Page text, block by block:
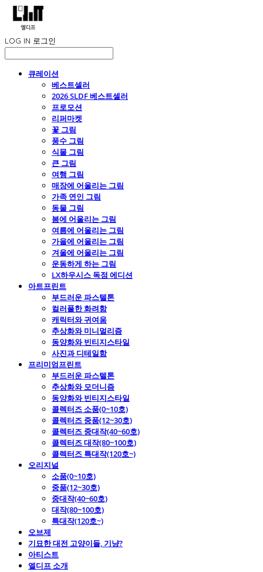
LOG IN 로그인
큐레이션
베스트셀러
2026 SLDF 베스트셀러
프로모션
리퍼마켓
꽃 그림
풍수 그림
식물 그림
큰 그림
여행 그림
매장에 어울리는 그림
가족 연인 그림
동물 그림
봄에 어울리는 그림
여름에 어울리는 그림
가을에 어울리는 그림
겨울에 어울리는 그림
운동하게 하는 그림
LX하우시스 독점 에디션
아트프린트
부드러운 파스텔톤
컬러풀한 화려함
캐릭터와 귀여움
추상화와 미니멀리즘
동양화와 빈티지스타일
사진과 디테일함
프리미엄프린트
부드러운 파스텔톤
추상화와 모더니즘
동양화와 빈티지스타일
콜렉터즈 소품(0~10호)
콜렉터즈 중품(12~30호)
콜렉터즈 중대작(40~60호)
콜렉터즈 대작(80~100호)
콜렉터즈 특대작(120호~)
오리지널
소품(0~10호)
중품(12~30호)
중대작(40~60호)
대작(80~100호)
특대작(120호~)
오브제
기묘한 대전 고양이들, 기냥?
아티스트
엘디프 소개